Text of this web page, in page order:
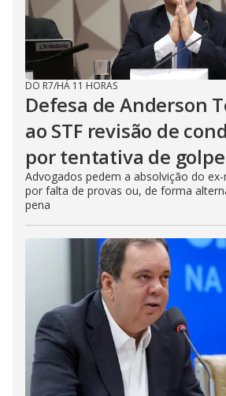
DO R7/HÁ 11 HORAS
Defesa de Anderson
ao STF revisão de
por tentativa de golpe
Advogados pedem a absolvição do
por falta de provas ou, de forma
pena